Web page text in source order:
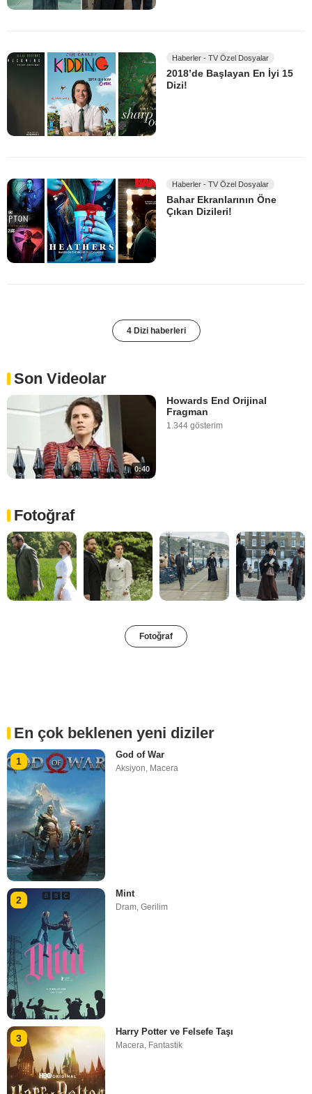
Haberler - TV Özel Dosyalar
2018’de Başlayan En İyi 15
Dizi!
Haberler - TV Özel Dosyalar
Bahar Ekranlarının Öne
Çıkan Dizileri!
4 Dizi haberleri
Son Videolar
0:40
Howards End Orijinal
Fragman
1.344 gösterim
Fotoğraf
Fotoğraf
En çok beklenen yeni diziler
1
God of War
Aksiyon, Macera
2
Mint
Dram ,Gerilim
3
Harry Potter ve Felsefe Taşı
Macera, Fantastik